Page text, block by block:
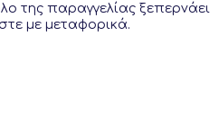
της παραγγελίας ξεπερνάει
με μεταφορικά.